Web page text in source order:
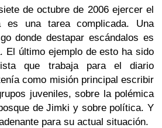
de octubre de 2006 ejercer el
es una tarea complicada. Una
donde destapar escándalos es
El último ejemplo de esto ha sido
que trabaja para el diario
como misión principal escribir
juveniles, sobre la polémica
de Jimki y sobre política. Y
e para su actual situación.